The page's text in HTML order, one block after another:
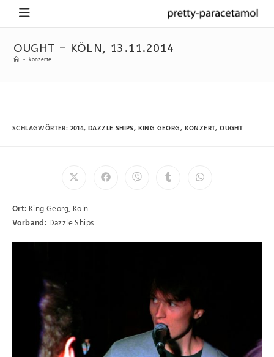
OUGHT – KÖLN, 13.11.2014
- konzerte
SCHLAGWÖRTER: 2014, DAZZLE SHIPS, KING GEORG, KONZERT, OUGHT
Ort: King Georg, Köln
Vorband: Dazzle Ships